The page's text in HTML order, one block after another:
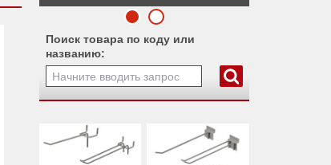
Поиск товара по коду или
названию: